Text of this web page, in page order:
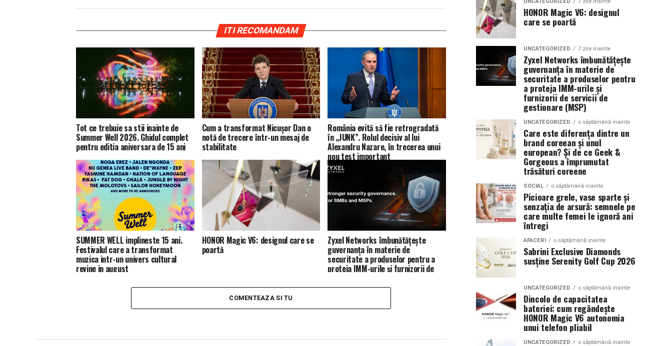
ITI RECOMANDAM
Tot ce trebuie sa stii inainte de
Summer Well 2026. Ghidul complet
pentru editia aniversara de 15 ani
Cum a transformat Nicușor Dan o
notă de trecere într-un mesaj de
stabilitate
România evită să fie retrogradată
în „JUNK”. Rolul decisiv al lui
Alexandru Nazare, în trecerea unui
nou test important
SUMMER WELL implineste 15 ani.
Festivalul care a transformat
muzica intr-un univers cultural
revine in august
HONOR Magic V6: designul care se
poartă
Zyxel Networks îmbunătățește
guvernanța în materie de
securitate a produselor pentru a
proteja IMM-urile și furnizorii de
COMENTEAZA SI TU
HONOR Magic V6: designul
care se poartă
UNCATEGORIZED 7 zile inainte
Zyxel Networks îmbunătățește
guvernanța în materie de
securitate a produselor pentru
a proteja IMM-urile și
furnizorii de servicii de
gestionare (MSP)
UNCATEGORIZED o săptămână inainte
Care este diferența dintre un
brand coreean și unul
european? Și de ce Geek &
Gorgeous a împrumutat
trăsături coreene
SOCIAL o săptămână inainte
Picioare grele, vase sparte și
senzația de arsură: semnele pe
care multe femei le ignoră ani
întregi
AFACERI o săptămână inainte
Sabrini Exclusive Diamonds
susține Serenity Golf Cup 2026
UNCATEGORIZED o săptămână inainte
Dincolo de capacitatea
bateriei: cum regândește
HONOR Magic V6 autonomia
unui telefon pliabil
UNCATEGORIZED o săptămână inainte